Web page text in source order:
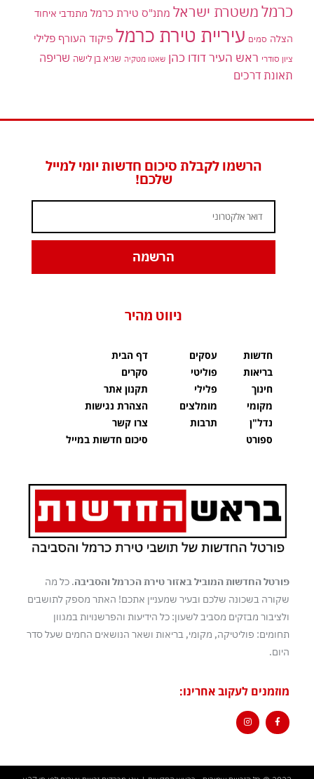
כרמלמשטרת ישראל מתנ"ס טירת כרמל מתנדבי איחוד
הצלה סמים עיריית טירת כרמל פיקוד העורף פלילי
ציון סודרי ראש העיר דודו כהן שאטו מטקיה שגיא בן לישה שריפה
תאונת דרכים
הרשמו לקבלת סיכום חדשות יומי למייל
שלכם!
הרשמה
ניווט מהיר
חדשות
בריאות
חינוך
מקומי
נדל"ן
ספורט
עסקים
פוליטי
פלילי
מומלצים
תרבות
דף הבית
סקרים
תקנון אתר
הצהרת נגישות
צרו קשר
סיכום חדשות במייל
פורטל החדשות המוביל באזור טירת הכרמל והסביבה. כל מה
שקורה בשכונה שלכם ובעיר שמעניין אתכם! האתר מספק לתושבים
ולציבור מבזקים מסביב לשעון: כל הידיעות והפרשנויות במגוון
תחומים: פוליטיקה, מקומי, בריאות ושאר הנושאים החמים שעל סדר
היום.
מוזמנים לעקוב אחרינו: